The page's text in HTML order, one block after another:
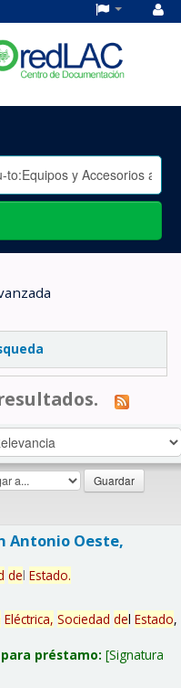
Antonio Oeste,
del Estado.
Eléctrica, Sociedad del Estado,
préstamo: Signatura